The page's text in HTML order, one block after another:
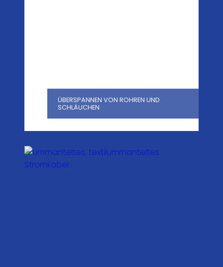
ÜBERSPANNEN VON ROHREN UND
SCHLÄUCHEN